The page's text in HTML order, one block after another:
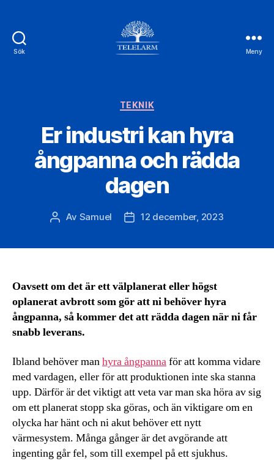
Sök Meny
Kategorier
TEKNIK
Er industri kan hyra
ångpanna och rädda
dagen
Inläggsförfattare
Av Samuel Inläggsdatum
12 december, 2023
Oavsett om det är ett välplanerat eller högst
oplanerat avbrott som gör att ni behöver hyra
ångpanna, så kommer det att rädda dagen när ni får
snabb leverans.
Ibland behöver manhyra ångpannaför att komma vidare
med vardagen, eller för att produktionen inte ska stanna
upp. Därför är det viktigt att veta var man ska höra av sig
om ett planerat stopp ska göras, och än viktigare om en
olycka har hänt och ni akut behöver ett nytt
värmesystem. Många gånger är det avgörande att
ingenting går fel, som till exempel på ett sjukhus.